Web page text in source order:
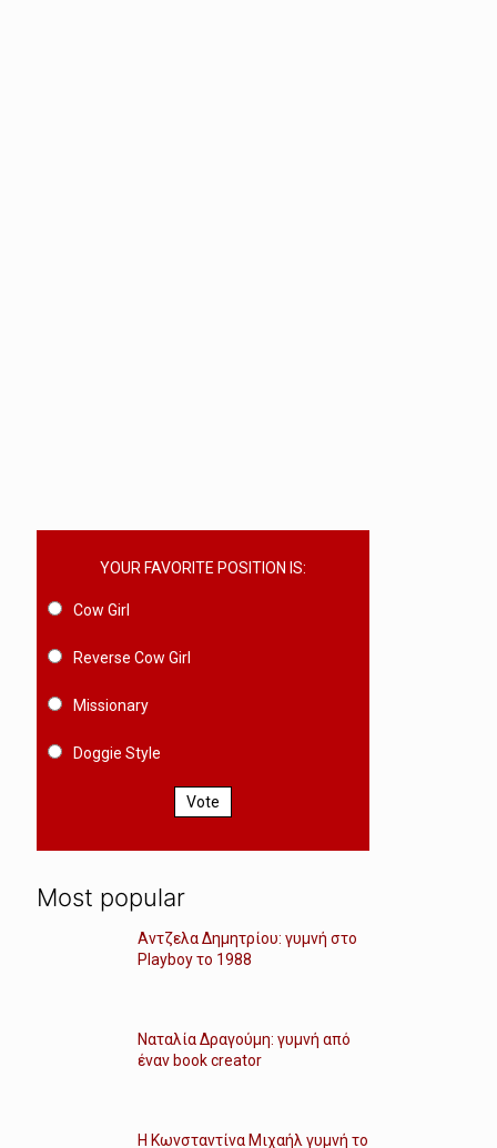
YOUR FAVORITE POSITION IS:
Cow Girl
Reverse Cow Girl
Missionary
Doggie Style
Vote
Most popular
Αντζελα Δημητρίου: γυμνή στο
Playboy το 1988
Ναταλία Δραγούμη: γυμνή από
έναν book creator
Η Κωνσταντίνα Μιχαήλ γυμνή το